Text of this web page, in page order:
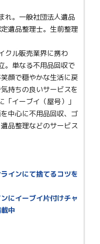
れ。一般社団法人遺品
遺品整理士。生前整理
クル販売業界に携わ
。単なる不用品回収で
顔で穏やかな生活に戻
持ちの良いサービスを
イーブイ（屋号）」
中心に不用品回収、ゴ
品整理などのサービス
インにて捨てるコツを
にイーブイ片付けチャ
中